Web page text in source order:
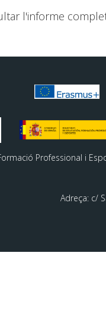
l'informe
Professional i
Adreça: c/